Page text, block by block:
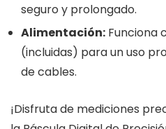
seguro y prolongado.
Alimentación: Funciona
(incluidas) para un uso
de cables.
¡Disfruta de mediciones